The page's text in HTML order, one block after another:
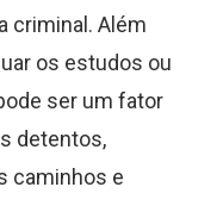
criminal. Além
os estudos ou
ser um fator
detentos,
caminhos e